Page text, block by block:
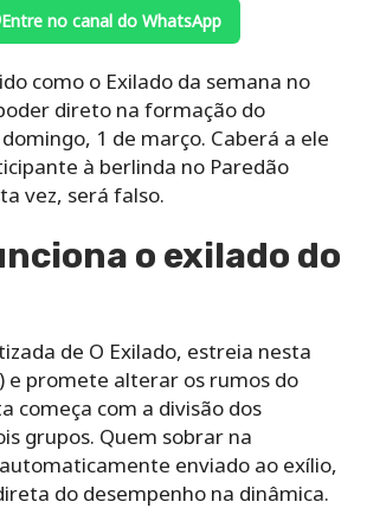
Entre no canal do WhatsApp
como o Exilado da semana no
direto na formação do
1 de março. Caberá a ele
à berlinda no Paredão
vez, será falso.
o exilado do
de O Exilado, estreia nesta
e promete alterar os rumos do
começa com a divisão dos
grupos. Quem sobrar na
enviado ao exílio,
do desempenho na dinâmica.